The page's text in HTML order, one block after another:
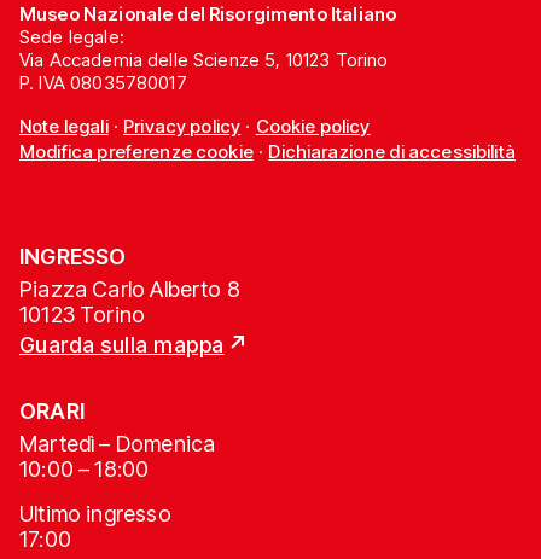
Museo Nazionale del Risorgimento Italiano
Sede legale:
Via Accademia delle Scienze 5, 10123 Torino
P. IVA 08035780017
Note legali· Privacy policy · Cookie policy
Modifica preferenze cookie· Dichiarazione di accessibilità
INGRESSO
Piazza Carlo Alberto 8
10123 Torino
Guarda sulla mappa
ORARI
Martedì – Domenica
10:00 – 18:00
Ultimo ingresso
17:00